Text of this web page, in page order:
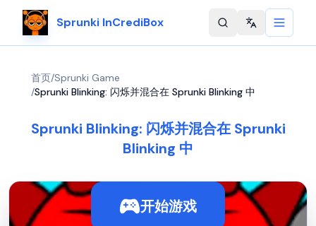
Sprunki InCrediBox Change
首页/Sprunki Game
/Sprunki Blinking: 闪烁并混合在 Sprunki Blinking 中
Sprunki Blinking: 闪烁并混合在 Sprunki
Blinking 中
开始游戏